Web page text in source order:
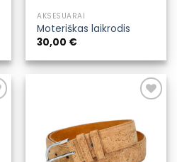
AKSESUARAI
Moteriškas laikrodis
30,00 €
Pridėti į
pageidavimų
sąrašą